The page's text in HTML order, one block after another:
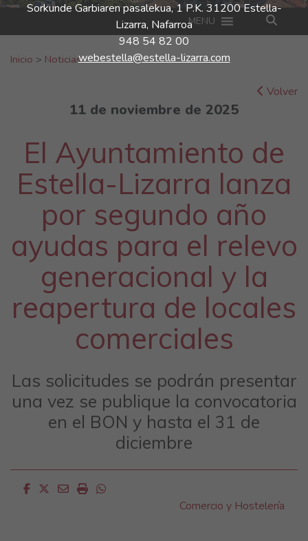
Sorkunde Garbiaren pasalekua, 1 P.K. 31200 Estella-
Lizarra, Nafarroa
948 54 82 00
webestella@estella-lizarra.com
MENU
Buscar:
Inicio > Noticias
Volver
11 de noviembre de 2025
El Ayuntamiento de
Estella-Lizarra lanza
por segundo año
ayudas para el relevo
generacional y la
reapertura de locales
comerciales
Las solicitudes se podrán presentar
una vez se publique la convocatoria
en el BON y hasta el 31 de
diciembre
Facebook
Twitter
EmailImprimirWhatsapp
Comercio y Hostelería